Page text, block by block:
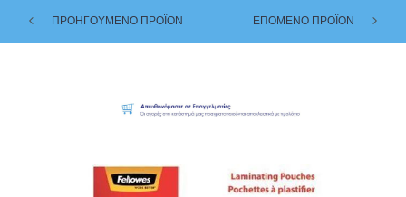
ΠΡΟΗΓΟΥΜΕΝΟ ΠΡΟΪΟΝ ΕΠΟΜΕΝΟ ΠΡΟΪΟΝ